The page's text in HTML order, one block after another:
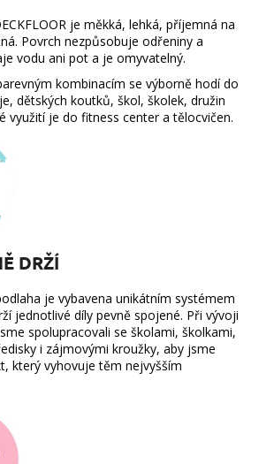
je měkká, lehká, příjemná na
Povrch nezpůsobuje odřeniny a
vodu ani pot a je omyvatelný.
kombinacím se výborně hodí do
dětských koutků, škol, školek, družin
využití je do fitness center a tělocvičen.
DRŽÍ
je vybavena unikátním systémem
jednotlivé díly pevně spojené. Při vývoji
spolupracovali se školami, školkami,
i zájmovými kroužky, aby jsme
který vyhovuje těm nejvyšším